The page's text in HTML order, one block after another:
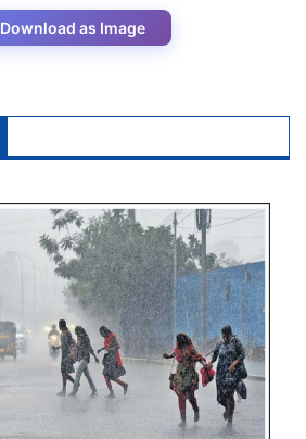
Download as Image